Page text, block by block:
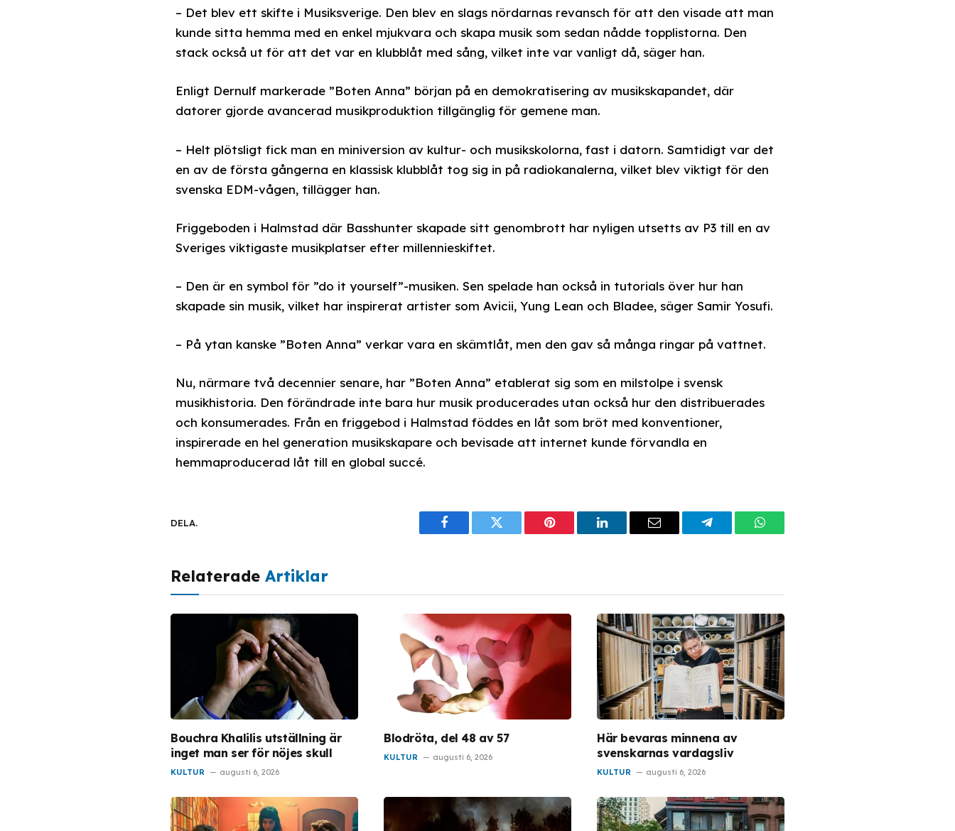
– Det blev ett skifte i Musiksverige. Den blev en slags nördarnas revansch för att den visade att man
kunde sitta hemma med en enkel mjukvara och skapa musik som sedan nådde topplistorna. Den
stack också ut för att det var en klubblåt med sång, vilket inte var vanligt då, säger han.
Enligt Dernulf markerade ”Boten Anna” början på en demokratisering av musikskapandet, där
datorer gjorde avancerad musikproduktion tillgänglig för gemene man.
– Helt plötsligt fick man en miniversion av kultur- och musikskolorna, fast i datorn. Samtidigt var det
en av de första gångerna en klassisk klubblåt tog sig in på radiokanalerna, vilket blev viktigt för den
svenska EDM-vågen, tillägger han.
Friggeboden i Halmstad där Basshunter skapade sitt genombrott har nyligen utsetts av P3 till en av
Sveriges viktigaste musikplatser efter millennieskiftet.
– Den är en symbol för ”do it yourself”-musiken. Sen spelade han också in tutorials över hur han
skapade sin musik, vilket har inspirerat artister som Avicii, Yung Lean och Bladee, säger Samir Yosufi.
– På ytan kanske ”Boten Anna” verkar vara en skämtlåt, men den gav så många ringar på vattnet.
Nu, närmare två decennier senare, har ”Boten Anna” etablerat sig som en milstolpe i svensk
musikhistoria. Den förändrade inte bara hur musik producerades utan också hur den distribuerades
och konsumerades. Från en friggebod i Halmstad föddes en låt som bröt med konventioner,
inspirerade en hel generation musikskapare och bevisade att internet kunde förvandla en
hemmaproducerad låt till en global succé.
DELA.
FacebookTwitter PinterestLinkedInEmail TelegramWhatsApp
Relaterade Artiklar
Bouchra Khalilis utställning är
inget man ser för nöjes skull
KULTUR augusti 6, 2026
Blodröta, del 48 av 57
KULTUR augusti 6, 2026
Här bevaras minnena av
svenskarnas vardagsliv
KULTUR augusti 6, 2026